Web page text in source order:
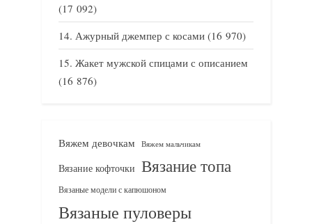
(17 092)
Ажурный джемпер с косами (16 970)
Жакет мужской спицами с описанием
(16 876)
Вяжем девочкам Вяжем мальчикам
Вязание кофточки Вязание топа
Вязаные модели с капюшоном
Вязаные пуловеры